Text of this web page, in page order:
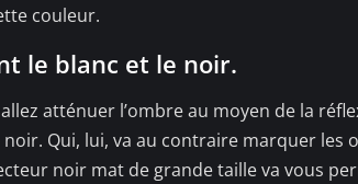
couleur.
le blanc et le noir.
atténuer l’ombre au moyen de la
Qui, lui, va au contraire marquer les
noir mat de grande taille va vous